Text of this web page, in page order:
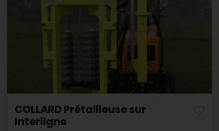
COLLARD Prétailleuse sur
Interligne